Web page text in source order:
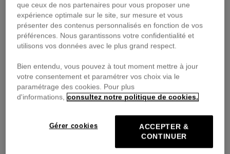
dès 55,00 €
Payez en 4 fois sans frais avec
🔒Paiement sécurisé & retours faciles
DESCRIPTION
COMPOSITION
que ceux de nos partenaires pour vous proposer une
expérience optimale sur le site, sur mesure et vous
présenter des contenus personnalisés en fonction de vos
préférences. Nous garantissons votre confidentialité et
utilisons vos données avec le plus grand respect.
Bien entendu, vous pouvez à tout moment mettre à jour
votre consentement et paramétrer vos choix via le
paramétrage des cookies. Pour plus
d'informations, consultez notre politique de cookies.
Gérer cookies
ACCEPTER &
CONTINUER